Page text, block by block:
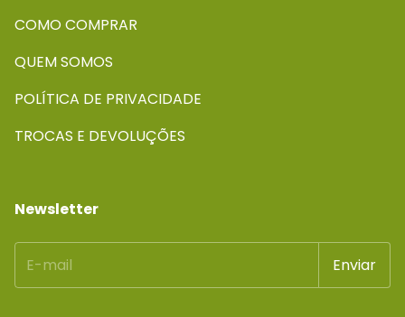
COMO COMPRAR
QUEM SOMOS
POLÍTICA DE PRIVACIDADE
TROCAS E DEVOLUÇÕES
Newsletter